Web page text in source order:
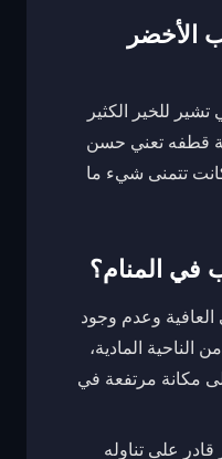
الأخضر
تشير للخير الكثير
قطفه تعني حسن
كانت تتمنى شيء ما
في المنام؟
وعدم وجود
المادية،
مكانة مرتفعة في
على تناوله